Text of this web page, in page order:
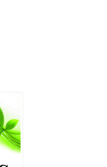
класса
для макияжа
быстро нарисовать
бровям желаемую